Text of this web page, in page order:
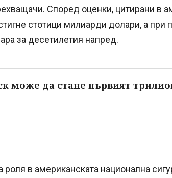
Според оценки, цитирани в
стотици милиарди долари, а при
за десетилетия напред.
може да стане първият
роля в американската национална